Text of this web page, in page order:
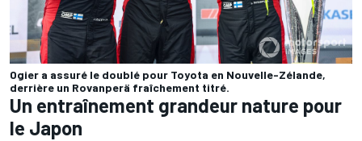
Ogier a assuré le doublé pour Toyota en Nouvelle-Zélande,
derrière un Rovanperä fraîchement titré.
Un entraînement grandeur nature pour
le Japon